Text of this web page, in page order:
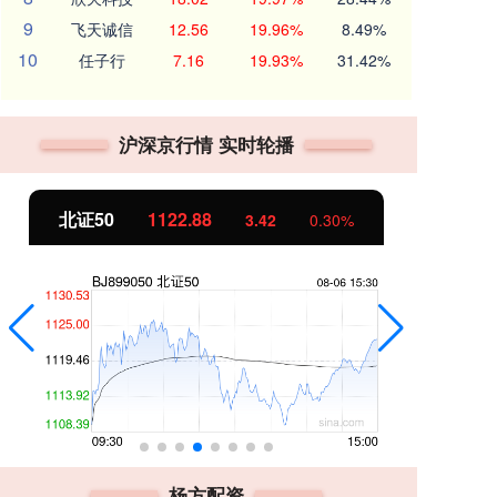
9 飞天诚信 12.56 19.96% 8.49%
10 任子行 7.16 19.93% 31.42%
沪深京行情 实时轮播
北证50 1122.88 3.42 0.30%